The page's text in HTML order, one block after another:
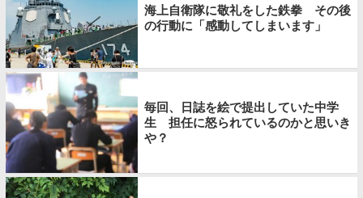
海上自衛隊に敬礼をした鉄拳 その後
の行動に「感動してしまいます」
毎回、日誌を絵で提出していた中学
生 担任に怒られているのかと思いき
や？